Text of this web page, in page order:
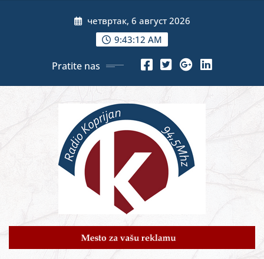
четвртак, 6 август 2026
9:43:13 AM
Pratite nas